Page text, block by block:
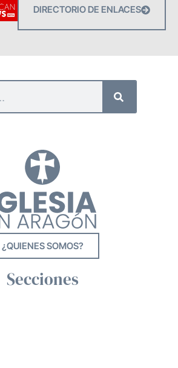
DIRECTORIO DE ENLACES
¿QUIENES SOMOS?
Secciones